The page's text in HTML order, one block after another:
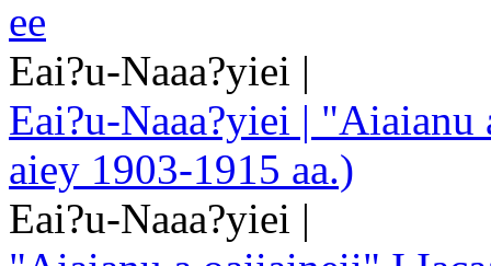
ee
Eai?u-Naaa?yiei |
Eai?u-Naaa?yiei |
aiey 1903-1915 aa.)
Eai?u-Naaa?yiei |